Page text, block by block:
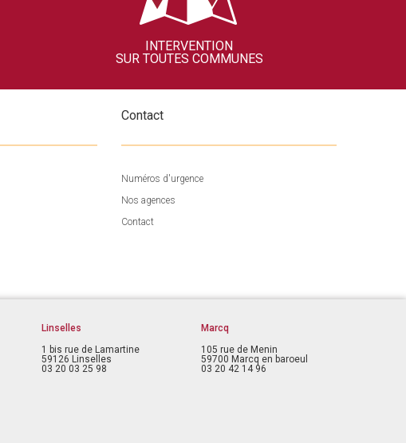
INTERVENTION
SUR TOUTES COMMUNES
Contact
Numéros d'urgence
Nos agences
Contact
Linselles
1 bis rue de Lamartine
59126 Linselles
03 20 03 25 98
Marcq
105 rue de Menin
59700 Marcq en baroeul
03 20 42 14 96